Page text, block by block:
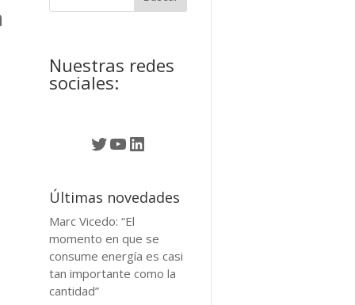
Nuestras redes
sociales:
Twitter
YouTube
LinkedIn
Últimas novedades
Marc Vicedo: “El
momento en que se
consume energía es casi
tan importante como la
cantidad”